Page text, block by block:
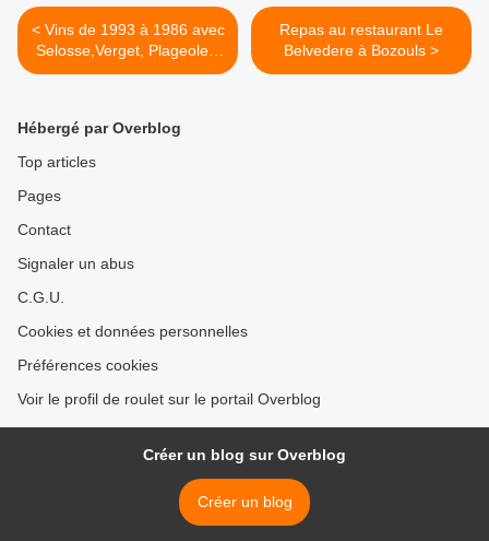
< Vins de 1993 à 1986 avec
Selosse,Verget, Plageoles,
Suduiraut, D. Laurent,
Repas au restaurant Le
Belvedere à Bozouls >
Hébergé par Overblog
Top articles
Pages
Contact
Signaler un abus
C.G.U.
Cookies et données personnelles
Préférences cookies
Voir le profil de roulet sur le portail Overblog
Créer un blog sur Overblog
Créer un blog